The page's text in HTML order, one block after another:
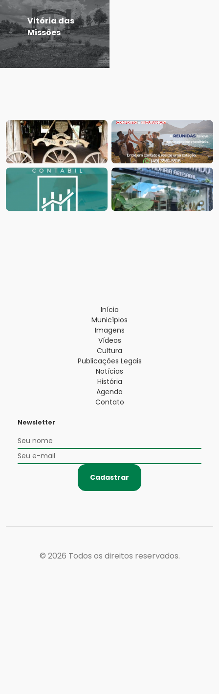
Vitória das
Missões
Início
Municípios
Imagens
Vídeos
Cultura
Publicações Legais
Notícias
História
Agenda
Contato
Newsletter
Cadastrar
© 2026 Todos os direitos reservados.